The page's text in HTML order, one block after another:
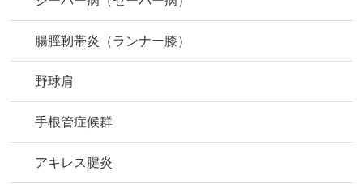
腸脛靭帯炎（ランナー膝）
野球肩
手根管症候群
アキレス腱炎